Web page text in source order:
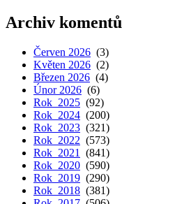
Archiv komentů
Červen 2026 (3)
Květen 2026 (2)
Březen 2026 (4)
Únor 2026 (6)
Rok 2025 (92)
Rok 2024 (200)
Rok 2023 (321)
Rok 2022 (573)
Rok 2021
(841)
Rok 2020 (590)
Rok 2019 (290)
Rok 2018 (381)